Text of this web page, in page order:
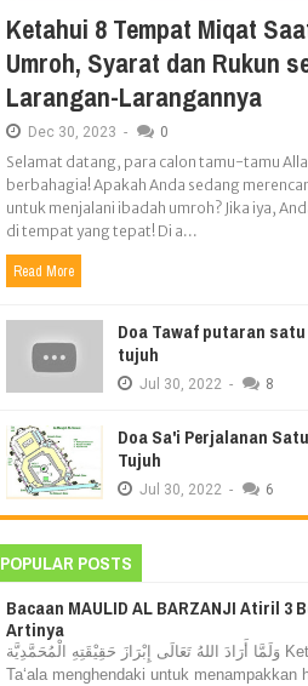
Ketahui 8 Tempat Miqat
Umroh, Syarat dan Rukun
Larangan-Larangannya
Dec 30, 2023 - 0
Selamat datang, para calon tamu-tamu
berbahagia! Apakah Anda sedang
untuk menjalani ibadah umroh? Jika iya,
di tempat yang tepat! Di a...
Read More
Doa Tawaf putaran
tujuh
Jul 30, 2022 - 8
Doa Sa'i Perjalanan
Tujuh
Jul 30, 2022 - 6
POPULAR POSTS
Bacaan MAULID AL BARZANJI Atiril 3
Artinya
وَلَمَّا أَرَادَ اللهُ تَعَالَى إِبْرَازَ حَقِيْقَتِهِ الْمُحَمَّدِيَّة Ketika Allah
Ta‘ala menghendaki untuk menampakkan